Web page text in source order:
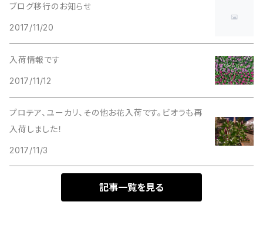
ブログ移行のお知らせ
2017/11/20
入荷情報です
2017/11/12
プロテア、ユーカリ、その他お花入荷です。ビオラも再
入荷しました！
2017/11/3
記事一覧を見る